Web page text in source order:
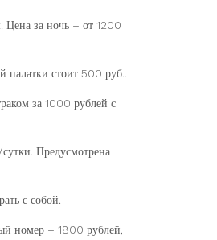
Цена за ночь – от 1200
палатки стоит 500 руб..
за 1000 рублей с
Предусмотрена
с собой.
номер – 1800 рублей,